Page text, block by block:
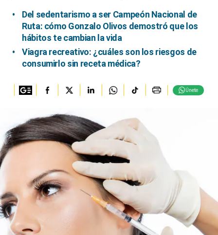
Del sedentarismo a ser Campeón Nacional de
Ruta: cómo Gonzalo Olivos demostró que los
hábitos te cambian la vida
Viagra recreativo: ¿cuáles son los riesgos de
consumirlo sin receta médica?
Únete